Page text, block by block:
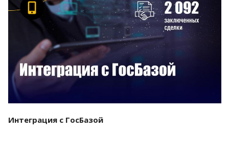
Смотреть проект
Интеграция с ГосБазой